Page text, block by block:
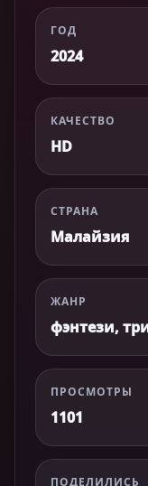
ГОД
2024
КАЧЕСТВО
HD
СТРАНА
Малайзия
ЖАНР
фэнтези,
ПРОСМОТРЫ
1101
ПОДЕЛИЛИСЬ